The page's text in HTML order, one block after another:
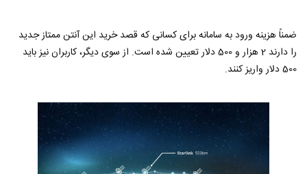
ضمناً هزینه ورود به سامانه برای کسانی که قصد خرید این آنتن ممتاز جدید
را دارند 2 هزار و 500 دلار تعیین شده است. از سوی دیگر، کاربران نیز باید
500 دلار واریز کنند.